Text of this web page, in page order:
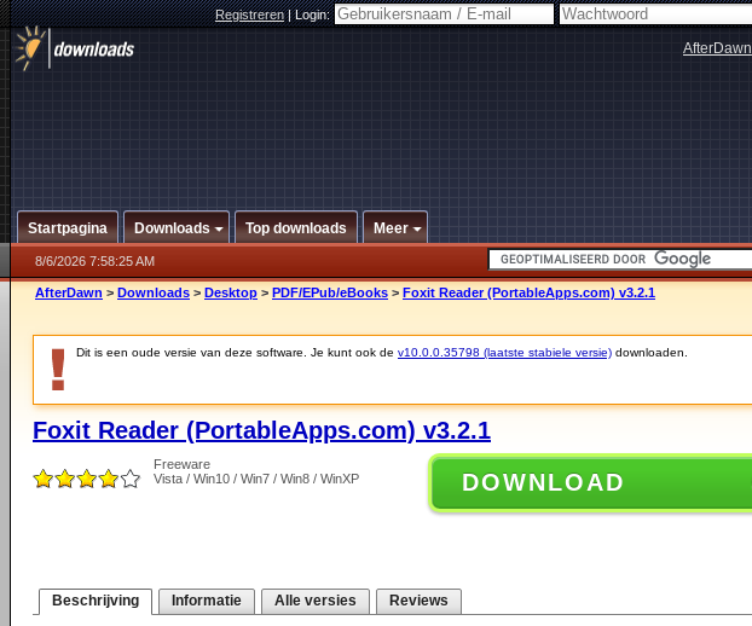
Registreren|Login:
AfterDawn
Startpagina Downloads Top downloads Meer
8/6/2026 7:58:25 AM
AfterDawn > Downloads > Desktop > PDF/EPub/eBooks > Foxit Reader (PortableApps.com) v3.2.1
Dit is een oude versie van deze software. Je kunt ook de v10.0.0.35798 (laatste stabiele versie) downloaden.
Foxit Reader (PortableApps.com) v3.2.1
Freeware
Vista / Win10 / Win7 / Win8 / WinXP
DOWNLOAD
Beschrijving Informatie Alle versies Reviews